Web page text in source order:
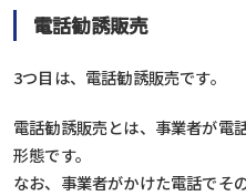
電話勧誘販売
3つ目は、電話勧誘販売です。
電話勧誘販売とは、事業者が電
形態です。
なお、事業者がかけた電話でそ